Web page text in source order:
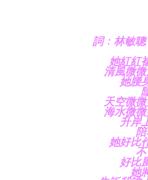
詞﹕林敏
她紅紅
清風微
她腰
天空微
海水微
升岸
她好比
好比
她